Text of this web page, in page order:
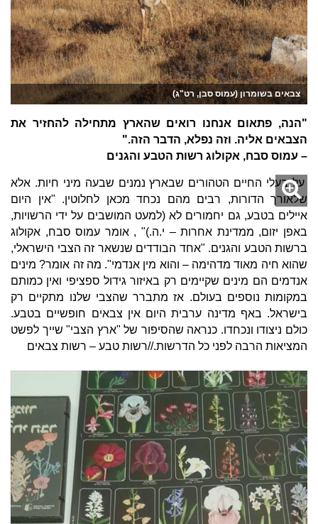
צבאים בשומרון (עמוס סבן, רט"ג)
"הנה, פתאום אנחנו רואים שהארץ מתחילה להחזיר את
הצבאים אליה. וזה נפלא, הדבר הזה."
– עמוס סבח, אקולוג רשות הטבע והגנים
על בעלי החיים הטהורים שבארץ נמנים שבעה מיני חיות. אלא
שלאורך הדורות, רבים מהם נכחד מכאן לחלוטין. "אין היום
איילים בטבע, גם יחמורים לא (למעט המושבים על ידי הרשויות,
באפן יזום, ממדינת אחרות – י.ה.)" , אומר עמוס סבח, אקולוג
ברשות הטבע והגנים. "אחד הבודדים שנשאר זה הצבי הישראלי,
שהוא חיה מאוד מדהימה – והוא מין אנדמי". מה זה אומר? מינים
אנדמים הם מינים שקיימים רק באיזור גידול ספציפי ואין כמותם
במקומות נוספים בעולם. אז מתברר שהצבי שלנו מתקיים רק
בישראל. באף מדינה ערבית היום אין צבאים חופשיים בטבע.
כולם ניצודו ונכחדו. כנראה שהסיפור של "ארץ הצבי" שייך לפשט
המציאות הרבה לפני כל הדרשות.//רשות טבע – רשות צבאים